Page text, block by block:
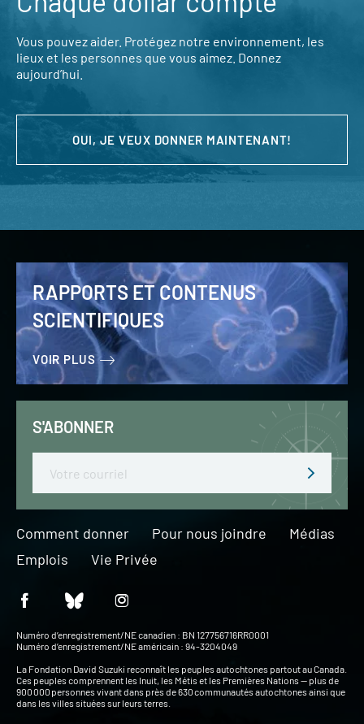
Vous pouvez aider. Protégez notre environnement, les
lieux et les personnes que vous aimez. Donnez
aujourd’hui.
OUI, JE VEUX DONNER MAINTENANT!
RAPPORTS ET CONTENUS
SCIENTIFIQUES
VOIR PLUS
S'ABONNER
Comment donner Pour nous joindre
Médias
Emplois
Vie Privée
Numéro d’enregistrement/NE canadien : BN 127756716RR0001
Numéro d’enregistrement/NE américain : 94-3204049
La Fondation David Suzuki reconnaît les peuples autochtones partout au Canada.
Ces peuples comprennent les Inuit, les Métis et les Premières Nations — plus de
900 000 personnes vivant dans près de 630 communautés autochtones ainsi que
dans les villes situées sur leurs terres.